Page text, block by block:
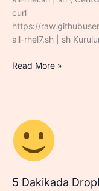
curl
https://
all-rhel7.sh | sh
CentOS
Ajenti
V
Kurulumu
Read More »
5 Dakikada